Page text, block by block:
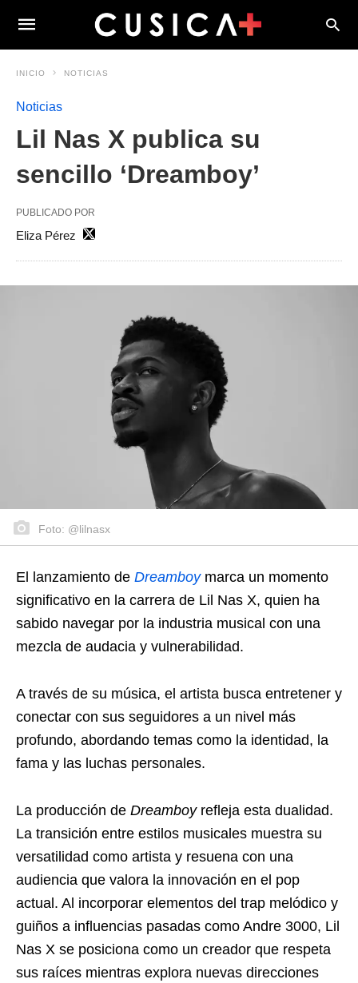
INICIO NOTICIAS
Noticias
Lil Nas X publica su
sencillo ‘Dreamboy’
PUBLICADO POR
Eliza Pérez
Foto: @lilnasx
El lanzamiento de Dreamboy marca un momento
significativo en la carrera de Lil Nas X, quien ha
sabido navegar por la industria musical con una
mezcla de audacia y vulnerabilidad.
A través de su música, el artista busca entretener y
conectar con sus seguidores a un nivel más
profundo, abordando temas como la identidad, la
fama y las luchas personales.
La producción de Dreamboy refleja esta dualidad.
La transición entre estilos musicales muestra su
versatilidad como artista y resuena con una
audiencia que valora la innovación en el pop
actual. Al incorporar elementos del trap melódico y
guiños a influencias pasadas como Andre 3000, Lil
Nas X se posiciona como un creador que respeta
sus raíces mientras explora nuevas direcciones